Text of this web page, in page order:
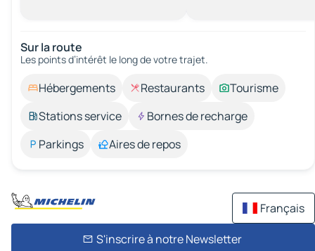
Sur la route
Les points d’intérêt le long de votre trajet.
Hébergements Restaurants
Tourisme
Stations service
Bornes de recharge
Parkings
Aires de repos
Français
S'inscrire à notre Newsletter